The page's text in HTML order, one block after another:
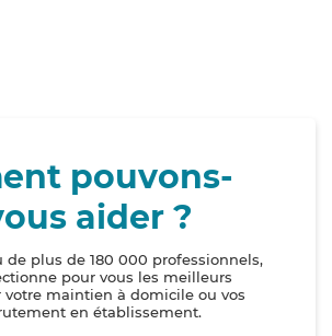
pouvons-
aider ?
de plus de 180 000 professionnels,
pour vous les meilleurs
maintien à domicile ou vos
en établissement.